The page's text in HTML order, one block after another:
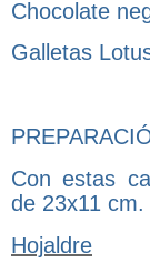
Chocolate
Galletas
Con estas
de 23x11 cm.
Hojaldre